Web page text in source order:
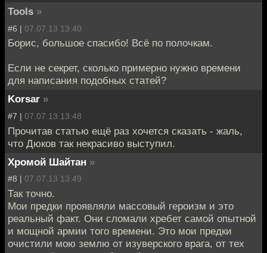
Tools »
#6 | 07.07.13 13:40
Борис, большое спасибо! Всё по полочкам.
Если не секрет, сколько примерно нужно времени
для написания подобных статей?
Korsar »
#7 | 07.07.13 13:48
Прочитав статью ещё раз хочется сказать - жаль,
что Дюков так некрасиво выступил.
Хромой Шайтан »
#8 | 07.07.13 13:49
Так точно.
Мои предки проявляли массовый героизм и это
реальный факт. Они сломали хребет самой опытной
и мощной армии того времени. Это мои предки
очистили мою землю от изуверского врага, от тех